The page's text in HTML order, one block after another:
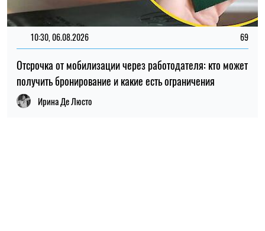
ПОПУЛЯРНЫЕ НОВОСТИ